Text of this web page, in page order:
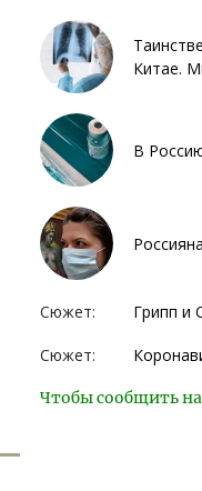
Китае.
В
Сюжет: Грипп и
Сюжет:
Чтобы сообщить